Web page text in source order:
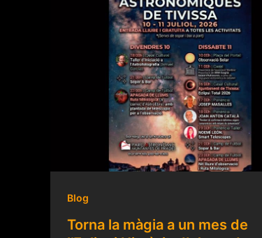
Blog
Torna la màgia a un mes de